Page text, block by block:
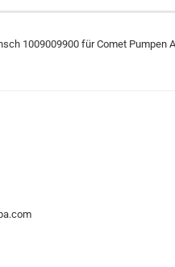
1009009900 für Comet Pumpen